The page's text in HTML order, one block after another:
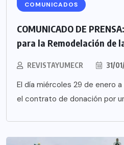
COMUNICADOS
COMUNICADO DE
para la Remodelación de
REVISTAYUMECR 31/
El día miércoles 29 de enero
el contrato de donación por